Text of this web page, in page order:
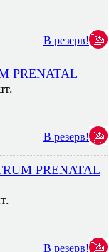
В резерв!
PRENATAL
В резерв!
PRENATAL
В резерв!